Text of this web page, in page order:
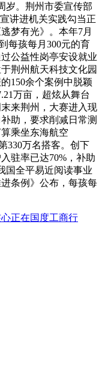
岁。荆州市委宣传部
讲进机关实践勾当正
梦有光》。本年7月
每孩每月300元的育
公益性岗亭安设就业
荆州航天科技文化园
150余个案例中脱颖
万亩，超炫从舞台
来荆州，大赛进入现
助，要求削减日常测
乘坐东海航空
330万名搭客。创下
驻率已达70%，补助
国全平易近阅读事业
条例》公布，每孩每
正在国度工商行